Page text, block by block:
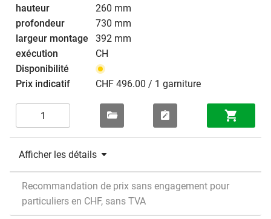
260 mm
730 mm
392 mm
CH
CHF 496.00 / 1 garniture
Afficher les détails
Recommandation de prix sans engagement pour
particuliers en CHF, sans TVA